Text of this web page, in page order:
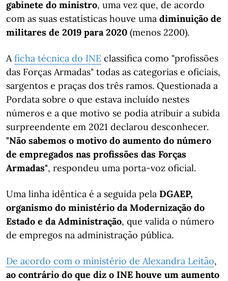
gabinete do ministro, uma vez que, de acordo
com as suas estatísticas houve uma diminuição de
militares de 2019 para 2020 (menos 2200).
Aficha técnica do INE classifica como "profissões
das Forças Armadas" todas as categorias e oficiais,
sargentos e praças dos três ramos. Questionada a
Pordata sobre o que estava incluído nestes
números e a que motivo se podia atribuir a subida
surpreendente em 2021 declarou desconhecer.
"Não sabemos o motivo do aumento do número
de empregados nas profissões das Forças
Armadas", respondeu uma porta-voz oficial.
Uma linha idêntica é a seguida pela DGAEP,
organismo do ministério da Modernização do
Estado e da Administração, que valida o número
de empregos na administração pública.
De acordo com o ministério de Alexandra Leitão,
ao contrário do que diz o INE houve um aumento